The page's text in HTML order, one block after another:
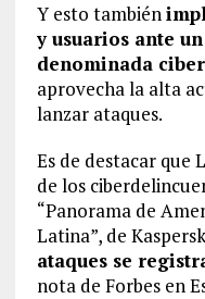
Y esto también
y usuarios ante
denominada
aprovecha la alta
lanzar ataques.
Es de destacar que
de los
“Panorama de
Latina”, de
ataques se
nota de Forbes en